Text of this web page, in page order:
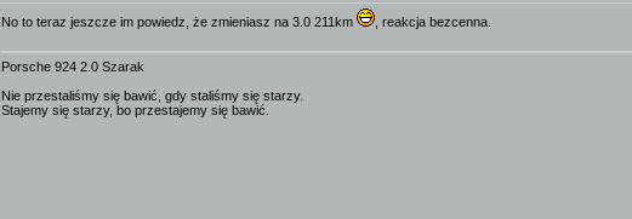
No to teraz jeszcze im powiedz, że zmieniasz na 3.0 211km , reakcja bezcenna.
Porsche 924 2.0 Szarak
Nie przestaliśmy się bawić, gdy staliśmy się starzy.
Stajemy się starzy, bo przestajemy się bawić.